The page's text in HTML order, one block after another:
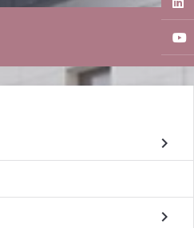
chevron_right
chevron_right